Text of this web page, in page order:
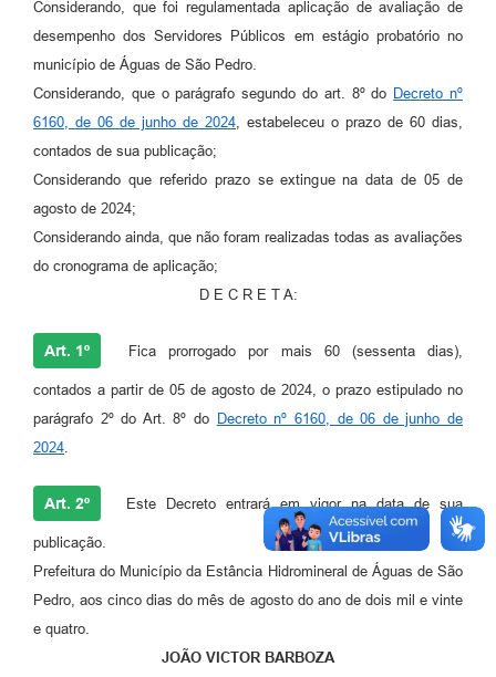
Considerando, que foi regulamentada aplicação de avaliação de
desempenho dos Servidores Públicos em estágio probatório no
município de Águas de São Pedro.
Considerando, que o parágrafo segundo do art. 8º do Decreto nº
6160, de 06 de junho de 2024, estabeleceu o prazo de 60 dias,
contados de sua publicação;
Considerando que referido prazo se extingue na data de 05 de
agosto de 2024;
Considerando ainda, que não foram realizadas todas as avaliações
do cronograma de aplicação;
D E C R E T A:
Art. 1º Fica prorrogado por mais 60 (sessenta dias),
contados a partir de 05 de agosto de 2024, o prazo estipulado no
parágrafo 2º do Art. 8º do Decreto nº 6160, de 06 de junho de
2024.
Art. 2º Este Decreto entrará em vigor na data de sua
publicação.
Prefeitura do Município da Estância Hidromineral de Águas de São
Pedro, aos cinco dias do mês de agosto do ano de dois mil e vinte
e quatro.
JOÃO VICTOR BARBOZA